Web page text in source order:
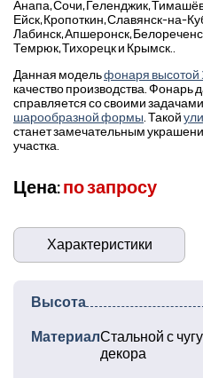
Анапа, Сочи, Геленджик,
Ейск, Кропоткин, Славянск-на-
Лабинск, Апшеронск,
Темрюк, Тихорецк и Крымск..
Данная модельфонаря высотой
качество производства. Фонарь
справляется со своими
шарообразной формы . Такой
станет замечательным
участка.
Цена:по запросу
Характеристики
Высота
МатериалСтальной с
декора